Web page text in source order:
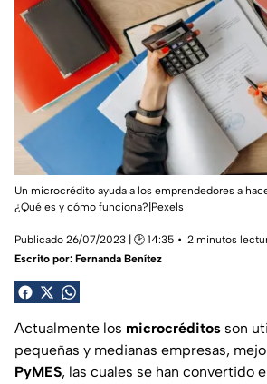
Un microcrédito ayuda a los emprendedores a
¿Qué es y cómo funciona?|Pexels
Publicado 26/07/2023 | 🕑 14:35
2 minutos
Escrito por: Fernanda Benítez
Actualmente los microcréditos son
pequeñas y medianas empresas,
PyMES, las cuales se han convertido